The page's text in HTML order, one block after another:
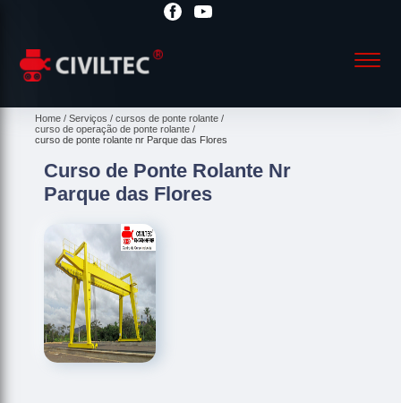
Home Serviços
cursos de ponte rolante
curso de operação de ponte rolante
curso de ponte rolante nr Parque das Flores
Curso de Ponte Rolante Nr
Parque das Flores